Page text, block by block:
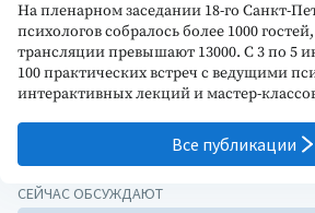
На пленарном заседании 18-го Санкт-
психологов собралось более 1000
трансляции превышают 13000. С 3 по 5
100 практических встреч с ведущими
интерактивных лекций и мастер-
Все публикации
СЕЙЧАС ОБСУЖДАЮТ